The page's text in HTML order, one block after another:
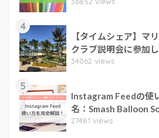
4
【タイムシェア】マ
クラブ説明会に参加
34062 views
5
Instagram Feedの使
名：Smash Balloon
27481 views